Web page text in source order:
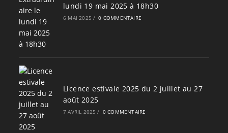
lundi 19 mai 2025 à 18h30
6 MAI 2025 / 0 COMMENTAIRE
Licence estivale 2025 du 2 juillet au 27
août 2025
7 AVRIL 2025 / 0 COMMENTAIRE